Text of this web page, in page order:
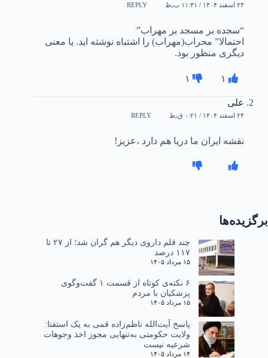
۲۳ اسفند ۱۴۰۴ / ۱۱:۳۱ ب٫ظ REPLY
“سجده بر مسجد بر مهراب”
احتمالا” محراب(مهراب) را اشتباه نوشته اید. یا معنی
دیگری منظور بود.
۱ ۱
علی
۲۴ اسفند ۱۴۰۴ / ۰:۲۱ ق٫ظ REPLY
نقشه ایران ما دریا هم دارد ،عزیز!
برگزیده‌ها
چند قلم داروی دیگر هم گران شد؛ از ۲۷ تا
۱۱۷ درصد
۱۵ مرداد ۱۴۰۵
۶ نکته‌ی کوتاه از قسمت ۱ گفت‌وگوی
پزشکیان با مردم
۱۵ مرداد ۱۴۰۵
پاسخ آیت‌الله ناظم‌زاده قمی به یک استفتا:
ولایت حکومتی به‌تنهایی مجوز اخذ وجوهات
شرعیه نیست
۱۴ مرداد ۱۴۰۵